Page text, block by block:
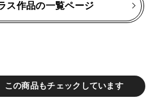
ス作品の一覧ページ
この商品もチェックしています